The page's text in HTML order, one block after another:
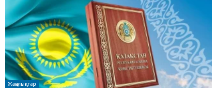
Жаңалықтар